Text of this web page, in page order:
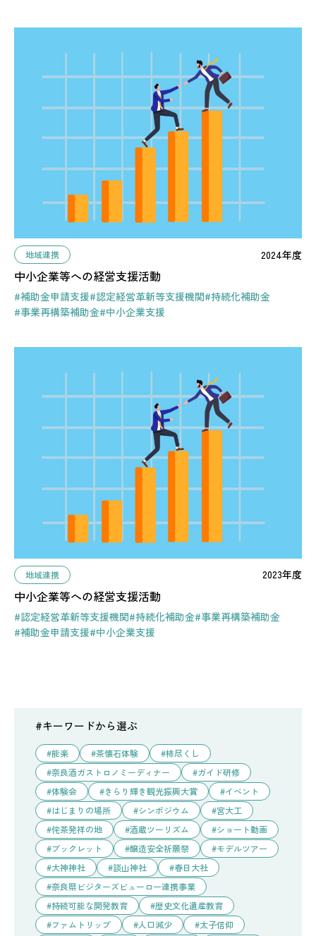
地域連携 2024年度
中小企業等への経営支援活動
#補助金申請支援#認定経営革新等支援機関#持続化補助金
#事業再構築補助金#中小企業支援
地域連携 2023年度
中小企業等への経営支援活動
#認定経営革新等支援機関#持続化補助金#事業再構築補助金
#補助金申請支援#中小企業支援
#キーワードから選ぶ
能楽 茶懐石体験
柿尽くし
奈良酒ガストロノミーディナー
ガイド研修
体験会
きらり輝き観光振興大賞
イベント
はじまりの場所
シンポジウム
宮大工
侘茶発祥の地
酒蔵ツーリズム
ショート動画
ブックレット
醸造安全祈願祭
モデルツアー
大神神社
談山神社
春日大社
奈良県ビジターズビューロー連携事業
持続可能な開発教育
歴史文化遺産教育
ファムトリップ
人口減少 太子信仰